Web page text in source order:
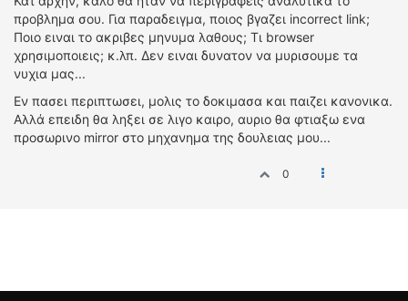
προβλημα σου. Για παραδειγμα, ποιος βγαζει incorrect link;
Ποιο ειναι το ακριβες μηνυμα λαθους; Τι browser
χρησιμοποιεις; κ.λπ. Δεν ειναι δυνατον να μυρισουμε τα
νυχια μας...
Εν πασει περιπτωσει, μολις το δοκιμασα και παιζει κανονικα.
Αλλά επειδη θα ληξει σε λιγο καιρο, αυριο θα φτιαξω ενα
προσωρινο mirror στο μηχανημα της δουλειας μου...
0